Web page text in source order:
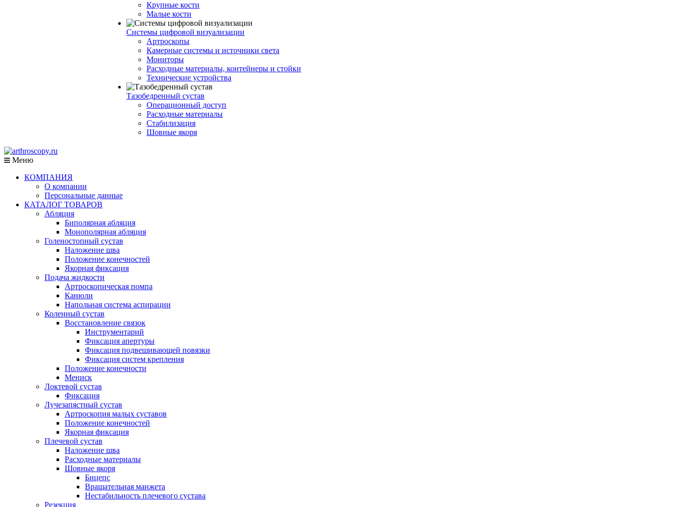
Крупные кости
Малые кости
Системы цифровой визуализации
Артроскопы
Камерные системы и источники света
Мониторы
Расходные материалы, контейнеры и стойки
Технические устройства
Тазобедренный сустав
Операционный доступ
Расходные материалы
Стабилизация
Шовные якоря
Меню
КОМПАНИЯ
О компании
Персональные данные
КАТАЛОГ ТОВАРОВ
Абляция
Биполярная абляция
Монополярная абляция
Голеностопный сустав
Наложение шва
Положение конечностей
Якорная фиксация
Подача жидкости
Артроскопическая помпа
Канюли
Напольная система аспирации
Коленный сустав
Восстановление связок
Инструментарий
Фиксация апертуры
Фиксация подвешивающей повязки
Фиксация систем крепления
Положение конечности
Мениск
Локтевой сустав
Фиксация
Лучезапястный сустав
Артроскопия малых суставов
Положение конечностей
Якорная фиксация
Плечевой сустав
Наложение шва
Расходные материалы
Шовные якоря
Бицепс
Вращательная манжета
Нестабильность плечевого сустава
Резекция